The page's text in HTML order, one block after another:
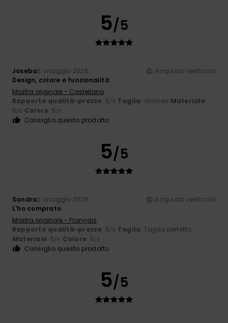
5/5
Joseba3. maggio 2026
Acquisto verificato
Design, colore e funzionalità
Mostra originale - Castellano
Rapporto qualità-prezzo: 5/5 Taglia: Grande Materiale:
5/5 Colore: 5/5
Consiglio questo prodotto
5/5
Sandra2. maggio 2026
Acquisto verificato
L'ho comprato
Mostra originale - Français
Rapporto qualità-prezzo: 5/5 Taglia: Taglia perfetta
Materiale: 5/5 Colore: 5/5
Consiglio questo prodotto
5/5